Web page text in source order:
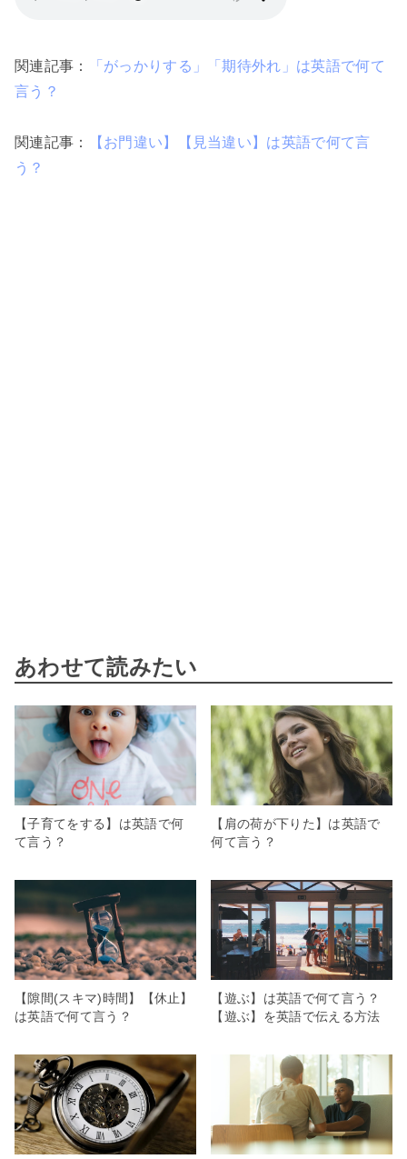
関連記事：
「がっかりする」「期待外れ」は英語で何て
言う？
関連記事：
【お門違い】【見当違い】は英語で何て言
う？
あわせて読みたい
【子育てをする】は英語で何
て言う？
【肩の荷が下りた】は英語で
何て言う？
【隙間(スキマ)時間】【休止】
は英語で何て言う？
【遊ぶ】は英語で何て言う？
【遊ぶ】を英語で伝える方法